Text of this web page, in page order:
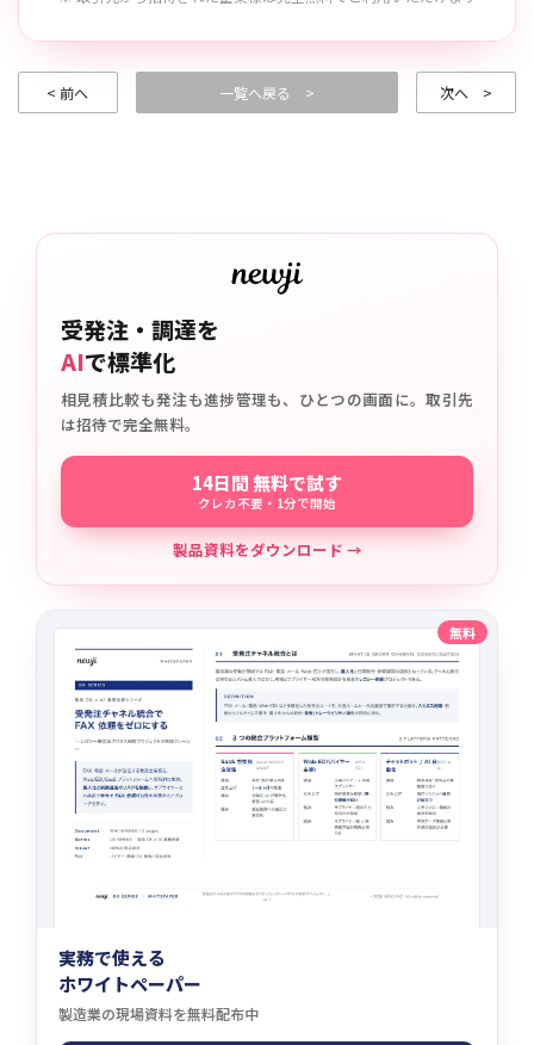
< 前へ 一覧へ戻る > 次へ >
受発注・調達を
AIで標準化
相見積比較も発注も進捗管理も、ひとつの画面に。取引先
は招待で完全無料。
14日間 無料で試す
クレカ不要・1分で開始
製品資料をダウンロード →
無料
実務で使える
ホワイトペーパー
製造業の現場資料を無料配布中